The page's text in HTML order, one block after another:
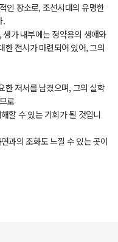
인 장소로, 조선시대의 유명한
.
가 내부에는 정약용의 생애와
한 전시가 마련되어 있어, 그의
한 저서를 남겼으며, 그의 실학
로
할 수 있는 기회가 될 것입니
과의 조화도 느낄 수 있는 곳이